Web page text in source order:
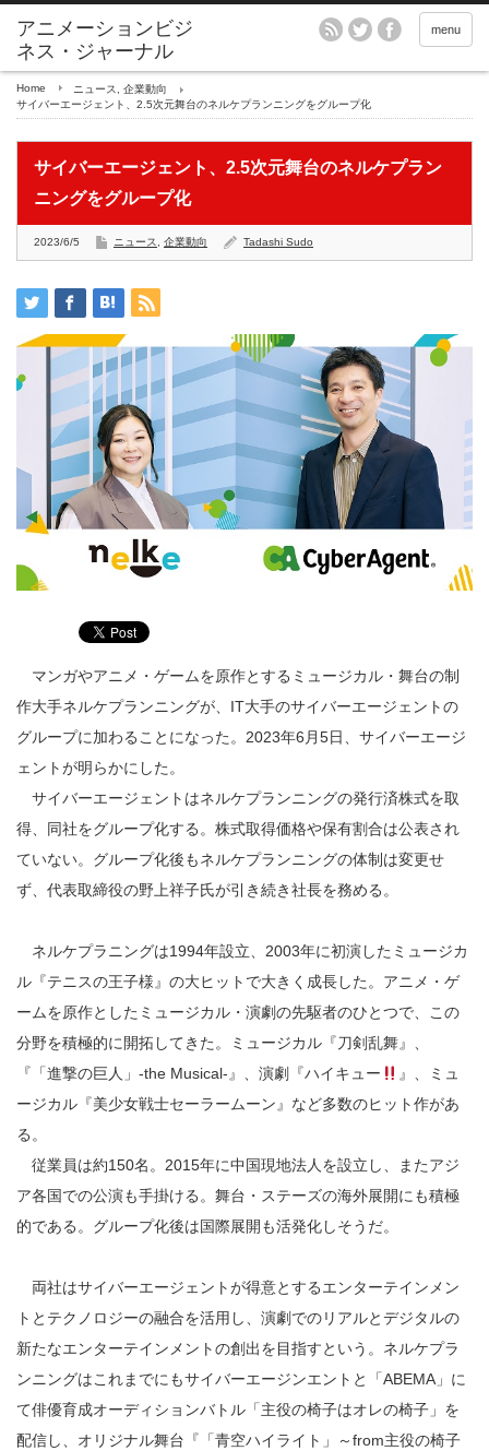
アニメーションビジ
ネス・ジャーナル
menu
Home ニュース
企業動向
サイバーエージェント、2.5次元舞台のネルケプランニングをグループ化
サイバーエージェント、2.5次元舞台のネルケプラン
ニングをグループ化
2023/6/5 ニュース 企業動向 Tadashi Sudo
マンガやアニメ・ゲームを原作とするミュージカル・舞台の制
作大手ネルケプランニングが、IT大手のサイバーエージェントの
グループに加わることになった。2023年6月5日、サイバーエージ
ェントが明らかにした。
サイバーエージェントはネルケプランニングの発行済株式を取
得、同社をグループ化する。株式取得価格や保有割合は公表され
ていない。グループ化後もネルケプランニングの体制は変更せ
ず、代表取締役の野上祥子氏が引き続き社長を務める。
ネルケプラニングは1994年設立、2003年に初演したミュージカ
ル『テニスの王子様』の大ヒットで大きく成長した。アニメ・ゲ
ームを原作としたミュージカル・演劇の先駆者のひとつで、この
分野を積極的に開拓してきた。ミュージカル『刀剣乱舞』、
『「進撃の巨人」-the Musical-』、演劇『ハイキュー
』、ミュ
ージカル『美少女戦士セーラームーン』など多数のヒット作があ
る。
従業員は約150名。2015年に中国現地法人を設立し、またアジ
ア各国での公演も手掛ける。舞台・ステーズの海外展開にも積極
的である。グループ化後は国際展開も活発化しそうだ。
両社はサイバーエージェントが得意とするエンターテインメン
トとテクノロジーの融合を活用し、演劇でのリアルとデジタルの
新たなエンターテインメントの創出を目指すという。ネルケプラ
ンニングはこれまでにもサイバーエージンエントと「ABEMA」に
て俳優育成オーディションバトル「主役の椅子はオレの椅子」を
配信し、オリジナル舞台『「青空ハイライト」～from主役の椅子